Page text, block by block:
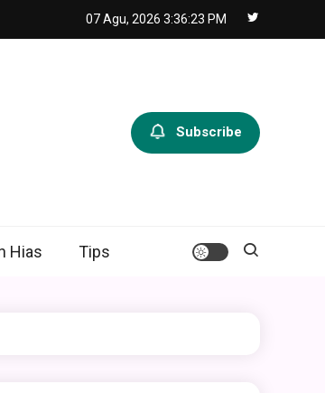
07 Agu, 2026 3:36:24 PM
Subscribe
Hias Tips